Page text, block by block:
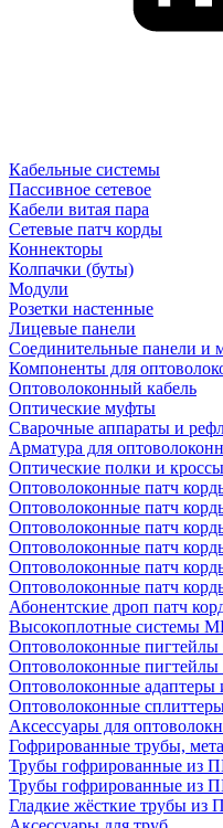
Кабельные системы
Пассивное сетевое
Кабели витая пара
Сетевые патч корды
Коннекторы
Колпачки (буты)
Модули
Розетки настенные
Лицевые панели
Соединительные панели и
Компоненты для
Оптоволоконный кабель
Оптические муфты
Сварочные аппараты и
Арматура для
Оптические полки и кроссы
Оптоволоконные патч
Оптоволоконные патч
Оптоволоконные патч
Оптоволоконные патч
Оптоволоконные патч
Оптоволоконные патч
Абонентские дроп патч
Высокоплотные системы
Оптоволоконные
Оптоволоконные
Оптоволоконные адаптеры
Оптоволоконные
Аксессуары для
Гофрированные трубы,
Трубы гофрированные из
Трубы гофрированные из
Гладкие жёсткие трубы из